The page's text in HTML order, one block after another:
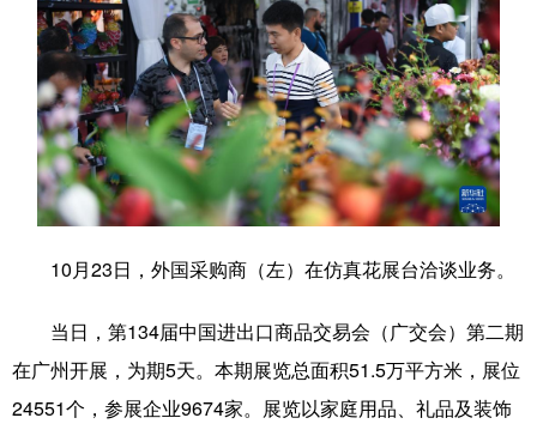
科技 科创 量子 体育
文化 书画 健康 军事
访谈 视频 图片 政务
法律 中央文件 金融 汽车
食品 人居 信息化 数字经济
学术中国 乡村振兴 银龄 溯源中国
彩票 娱乐 时尚 悦读
公益 一带一路 亚太网 上市公司
10月23日，外国采购商（左）在仿真花展台洽谈业务。
当日，第134届中国进出口商品交易会（广交会）第二期
在广州开展，为期5天。本期展览总面积51.5万平方米，展位
24551个，参展企业9674家。展览以家庭用品、礼品及装饰